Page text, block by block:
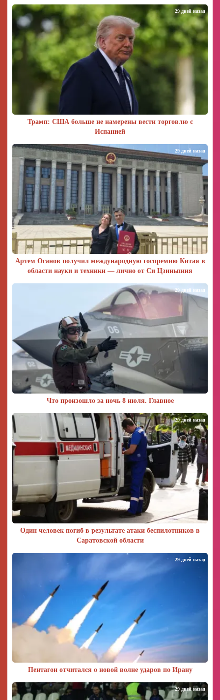
Трамп: США больше не намерены вести торговлю с
Испанией
29 дней назад
Артем Оганов получил международную госпремию Китая в
области науки и техники — лично от Си Цзиньпиня
29 дней назад
Что произошло за ночь 8 июля. Главное
29 дней назад
Один человек погиб в результате атаки беспилотников в
Саратовской области
29 дней назад
Пентагон отчитался о новой волне ударов по Ирану
29 дней назад
29 дней назад